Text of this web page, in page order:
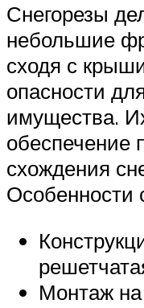
Снегорезы
небольшие
сходя с
опасности
имущества.
обеспечение
схождения
Особенности
Монтаж